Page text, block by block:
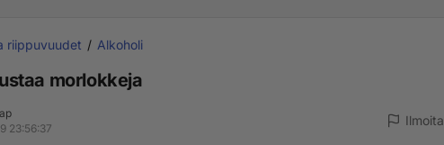
riippuvuudet Alkoholi
morlokkeja
23:56:37
Ilmoita